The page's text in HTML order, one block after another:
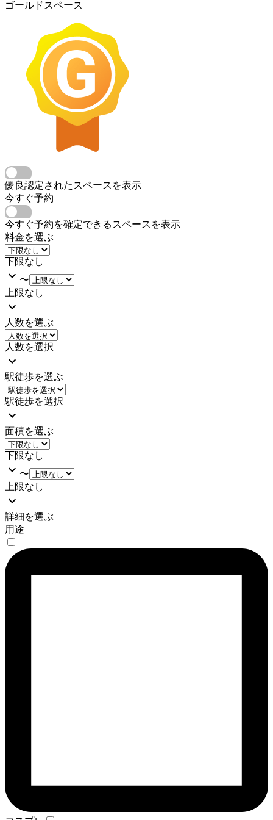
ゴールドスペース
優良認定されたスペースを表示
今すぐ予約
今すぐ予約を確定できるスペースを表示
料金を選ぶ
下限なし
〜
上限なし
人数を選ぶ
人数を選択
駅徒歩を選ぶ
駅徒歩を選択
面積を選ぶ
下限なし
〜
上限なし
詳細を選ぶ
用途